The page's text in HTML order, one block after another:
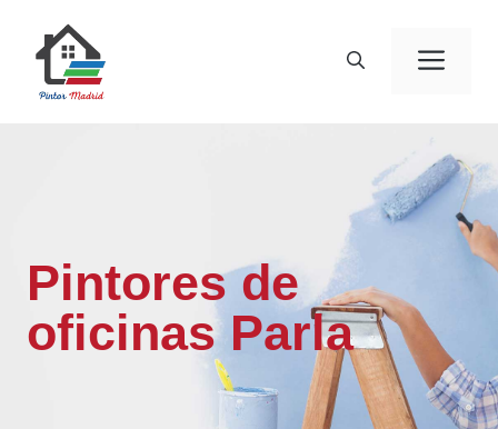
contenido
Pintores de
oficinas Parla